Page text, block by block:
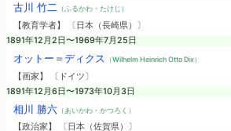
古川 竹二 （ふるかわ・たけじ）
【教育学者】 〔日本（長崎県）〕
1891年12月2日〜1969年7月25日
オットー＝ディクス （Wilhelm Heinrich Otto Dix）
【画家】 〔ドイツ〕
1891年12月6日〜1973年10月3日
相川 勝六（あいかわ・かつろく）
【政治家】 〔日本（佐賀県）〕